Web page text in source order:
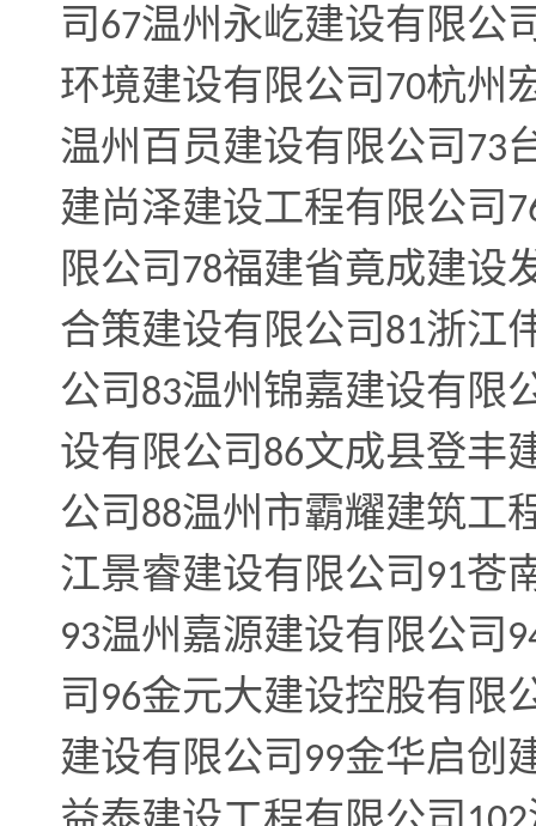
司 67温州永屹建设有限公
环境建设有限公司 70杭州
温州百员建设有限公司 73
建尚泽建设工程有限公司
限公司 78福建省竟成建设
合策建设有限公司 81浙江
公司 83温州锦嘉建设有限
设有限公司 86文成县登丰
公司 88温州市霸耀建筑工
江景睿建设有限公司 91苍
93温州嘉源建设有限公司
司 96金元大建设控股有限
建设有限公司 99金华启创